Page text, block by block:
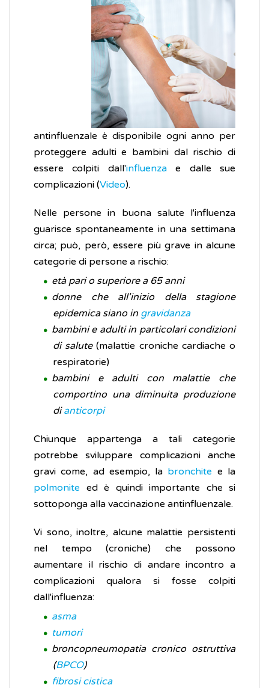
antinfluenzale è disponibile ogni anno per
proteggere adulti e bambini dal rischio di
essere colpiti dall'influenzae dalle sue
complicazioni (Video).
Nelle persone in buona salute l'influenza
guarisce spontaneamente in una settimana
circa; può, però, essere più grave in alcune
categorie di persone a rischio:
età pari o superiore a 65 anni
donne che all'inizio della stagione
epidemica siano in gravidanza
bambini e adulti in particolari condizioni
di salute(malattie croniche cardiache o
respiratorie)
bambini e adulti con malattie che
comportino una diminuita produzione
dianticorpi
Chiunque appartenga a tali categorie
potrebbe sviluppare complicazioni anche
gravi come, ad esempio, la bronchite e la
polmonite ed è quindi importante che si
sottoponga alla vaccinazione antinfluenzale.
Vi sono, inoltre, alcune malattie persistenti
nel tempo (croniche) che possono
aumentare il rischio di andare incontro a
complicazioni qualora si fosse colpiti
dall'influenza:
asma
tumori
broncopneumopatia cronico ostruttiva
(BPCO)
fibrosi cistica